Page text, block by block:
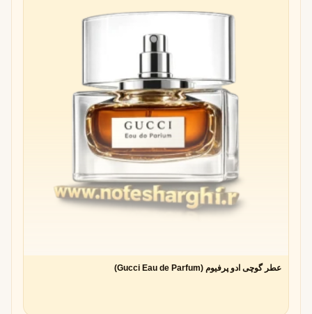
عطر گوچی ادو پرفیوم (Gucci Eau de Parfum)